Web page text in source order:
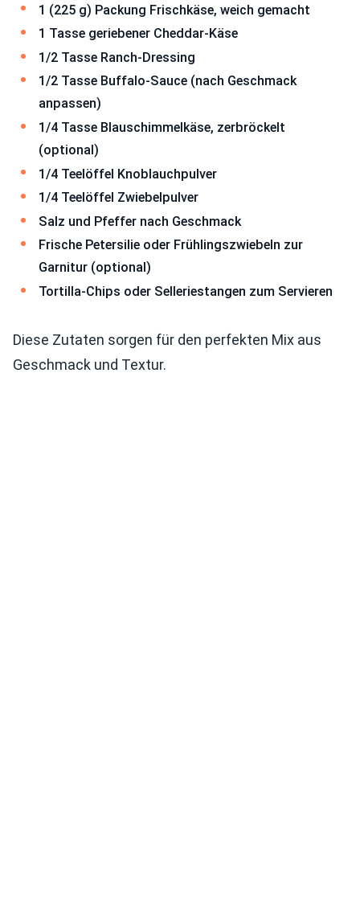
1 (225 g) Packung Frischkäse, weich gemacht
1 Tasse geriebener Cheddar-Käse
1/2 Tasse Ranch-Dressing
1/2 Tasse Buffalo-Sauce (nach Geschmack
anpassen)
1/4 Tasse Blauschimmelkäse, zerbröckelt
(optional)
1/4 Teelöffel Knoblauchpulver
1/4 Teelöffel Zwiebelpulver
Salz und Pfeffer nach Geschmack
Frische Petersilie oder Frühlingszwiebeln zur
Garnitur (optional)
Tortilla-Chips oder Selleriestangen zum Servieren
Diese Zutaten sorgen für den perfekten Mix aus
Geschmack und Textur.